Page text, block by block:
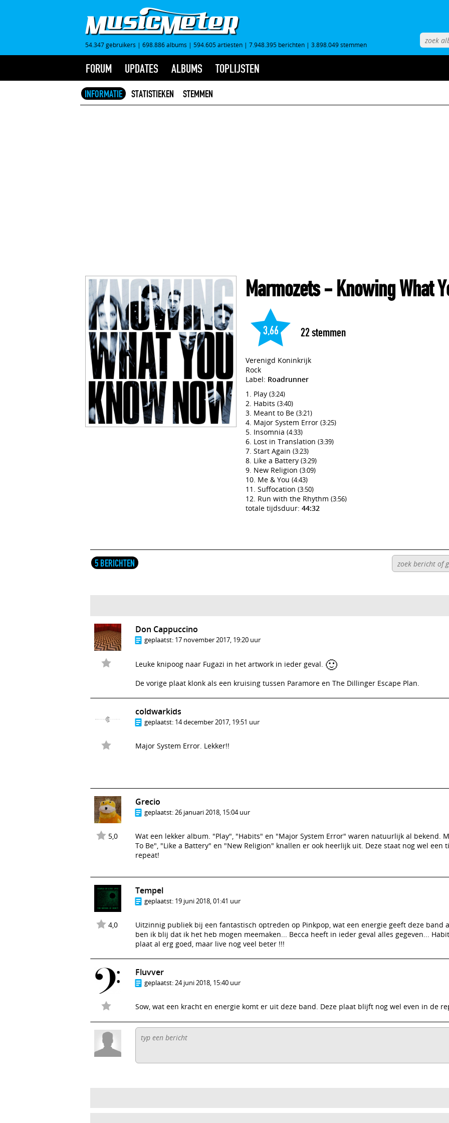
54.347 gebruikers | 698.886 albums | 594.605 artiesten | 7.948.395 berichten | 3.898.049 stemmen
FORUM UPDATES ALBUMS TOPLIJSTEN
INFORMATIE STATISTIEKEN STEMMEN
Marmozets- Knowing What
3,66 22stemmen
Verenigd Koninkrijk
Rock
Label: Roadrunner
Play (3:24)
Habits (3:40)
Meant to Be (3:21)
Major System Error (3:25)
Insomnia (4:33)
Lost in Translation (3:39)
Start Again (3:23)
Like a Battery (3:29)
New Religion (3:09)
Me & You (4:43)
Suffocation (3:50)
Run with the Rhythm (3:56)
totale tijdsduur: 44:32
5 BERICHTEN
Don Cappuccino
geplaatst: 17 november 2017, 19:20 uur
Leuke knipoog naar Fugazi in het artwork in ieder geval. 🙂
De vorige plaat klonk als een kruising tussen Paramore en The Dillinger Escape Plan.
coldwarkids
geplaatst: 14 december 2017, 19:51 uur
Major System Error. Lekker!!
5,0
Grecio
geplaatst:26 januari 2018, 15:04 uur
Wat een lekker album. "Play", "Habits" en "Major System Error" waren natuurlijk al bekend.
To Be", "Like a Battery" en "New Religion" knallen er ook heerlijk uit. Deze staat nog wel een
repeat!
4,0
Tempel
geplaatst: 19 juni 2018, 01:41 uur
Uitzinnig publiek bij een fantastisch optreden op Pinkpop, wat een energie geeft deze band
ben ik blij dat ik het heb mogen meemaken... Becca heeft in ieder geval alles gegeven...
plaat al erg goed, maar live nog veel beter !!!
Fluvver
geplaatst:24 juni 2018, 15:40 uur
Sow, wat een kracht en energie komt er uit deze band. Deze plaat blijft nog wel even in de